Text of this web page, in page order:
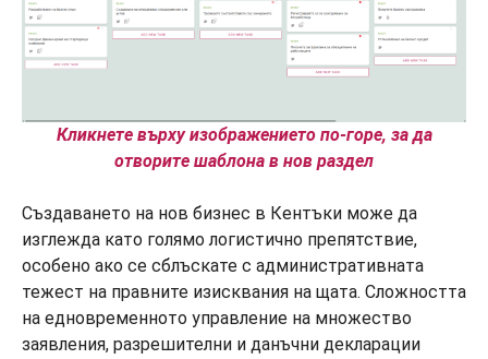
Кликнете върху изображението по-горе, за да
отворите шаблона в нов раздел
Създаването на нов бизнес в Кентъки може да
изглежда като голямо логистично препятствие,
особено ако се сблъскате с административната
тежест на правните изисквания на щата. Сложността
на едновременното управление на множество
заявления, разрешителни и данъчни декларации